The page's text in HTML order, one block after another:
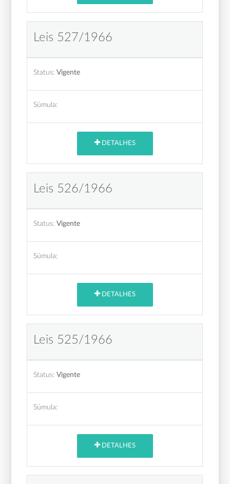
Leis 527/1966
Status: Vigente
Súmula:
DETALHES
Leis 526/1966
Status: Vigente
Súmula:
DETALHES
Leis 525/1966
Status: Vigente
Súmula:
DETALHES